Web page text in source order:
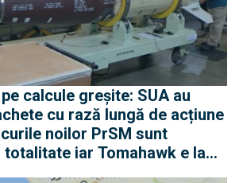
calcule greșite: SUA au
cu rază lungă de acțiune
noilor PrSM sunt
iar Tomahawk e la